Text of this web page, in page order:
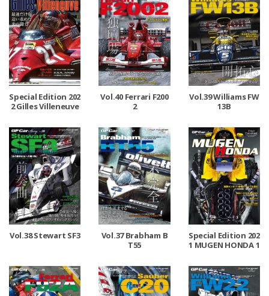
Special Edition 202
2 Gilles Villeneuve
Vol.40 Ferrari F200
2
Vol.39 Williams FW
13B
Vol.38 Stewart SF3
Vol.37 Brabham B
T55
Special Edition 202
1 MUGEN HONDA 1